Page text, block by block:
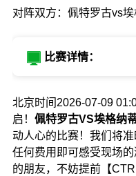
对阵双方：佩特罗古vs
比赛详情：
北京时间2026-07-09
启！ 佩特罗古VS埃格纳
动人心的比赛！我们将
任何费用即可感受现场
的朋友，不妨提前【